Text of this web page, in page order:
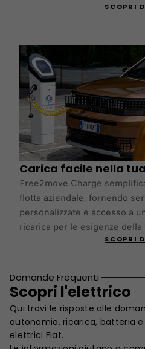
SCOPRI
Carica facile nella
Free2move Charge
flotta aziendale, fornendo
personalizzate e accesso a
ricarica per le esigenze della
SCOPRI
Domande Frequenti
Scopri l'elettrico
Qui trovi le risposte alle
autonomia, ricarica, batteria
elettrici Fiat.